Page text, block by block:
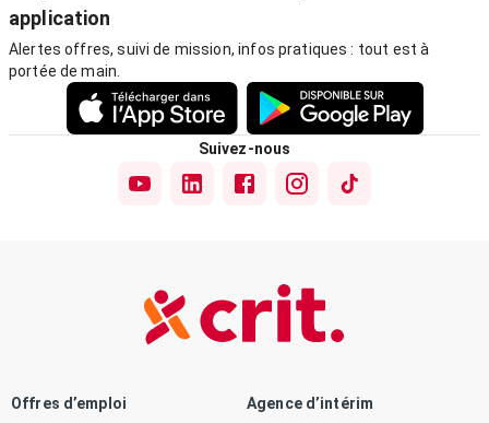
application
Alertes offres, suivi de mission, infos pratiques : tout est à
portée de main.
Suivez-nous
Offres d’emploi Agence d’intérim